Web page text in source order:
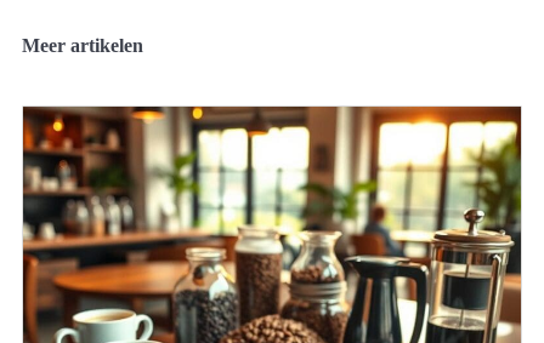
Meer artikelen